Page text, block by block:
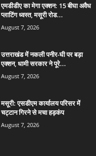
एमडीडीए का मेगा एक्शन: 15 बीघा अवैध
प्लाटिंग ध्वस्त, मसूरी रोड...
August 7, 2026
उत्तराखंड में नकली पनीर-घी पर बड़ा
एक्शन, धामी सरकार ने पूरे...
August 7, 2026
मसूरी: एसडीएम कार्यालय परिसर में
चट्टान गिरने से मचा हड़कंप
August 7, 2026